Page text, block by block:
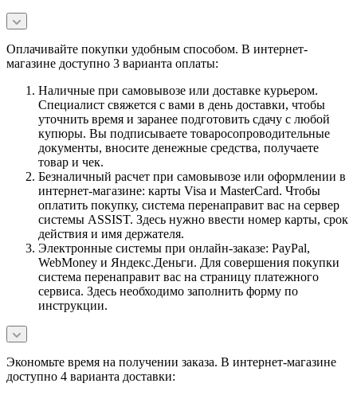
Оплачивайте покупки удобным способом. В интернет-
магазине доступно 3 варианта оплаты:
Наличные при самовывозе или доставке курьером.
Специалист свяжется с вами в день доставки, чтобы
уточнить время и заранее подготовить сдачу с любой
купюры. Вы подписываете товаросопроводительные
документы, вносите денежные средства, получаете
товар и чек.
Безналичный расчет при самовывозе или оформлении в
интернет-магазине: карты Visa и MasterCard. Чтобы
оплатить покупку, система перенаправит вас на сервер
системы ASSIST. Здесь нужно ввести номер карты, срок
действия и имя держателя.
Электронные системы при онлайн-заказе: PayPal,
WebMoney и Яндекс.Деньги. Для совершения покупки
система перенаправит вас на страницу платежного
сервиса. Здесь необходимо заполнить форму по
инструкции.
Экономьте время на получении заказа. В интернет-магазине
доступно 4 варианта доставки: